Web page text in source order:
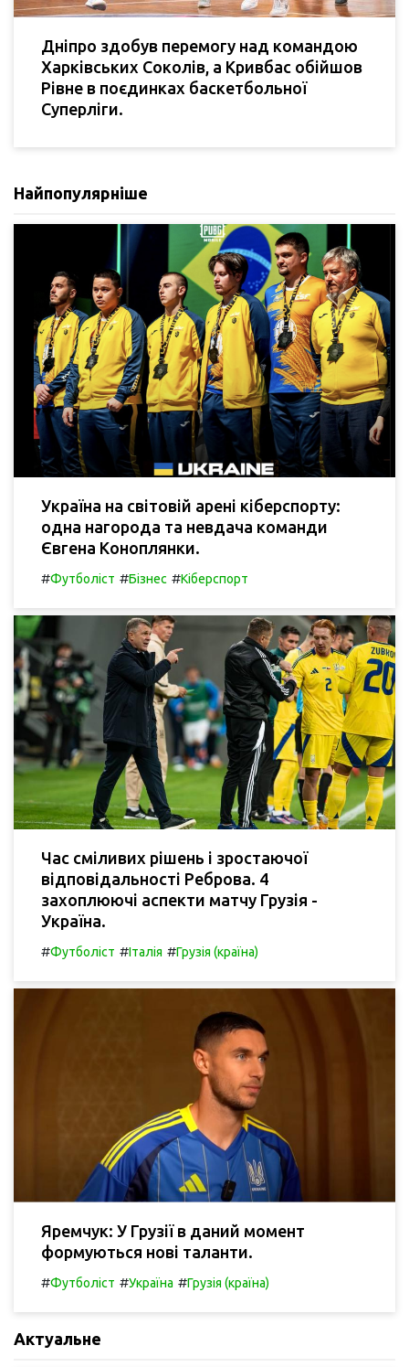
Дніпро здобув перемогу над командою
Харківських Соколів, а Кривбас обійшов
Рівне в поєдинках баскетбольної
Суперліги.
Найпопулярніше
Україна на світовій арені кіберспорту:
одна нагорода та невдача команди
Євгена Коноплянки.
#Футболіст #Бізнес #Кіберспорт
Час сміливих рішень і зростаючої
відповідальності Реброва. 4
захоплюючі аспекти матчу Грузія -
Україна.
#Футболіст #Італія #Грузія (країна)
Яремчук: У Грузії в даний момент
формуються нові таланти.
#Футболіст #Україна #Грузія (країна)
Актуальне